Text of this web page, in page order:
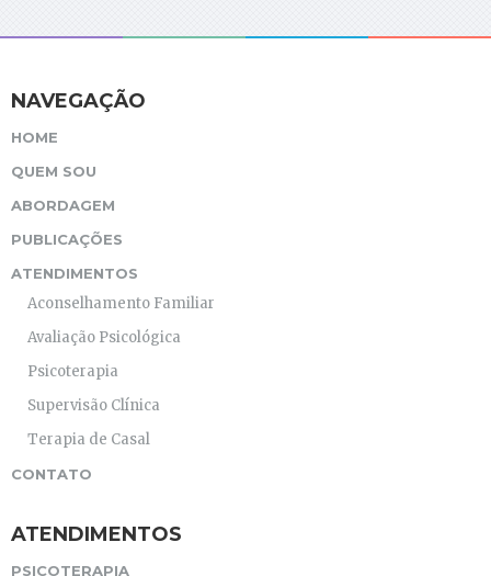
NAVEGAÇÃO
HOME
QUEM SOU
ABORDAGEM
PUBLICAÇÕES
ATENDIMENTOS
Aconselhamento Familiar
Avaliação Psicológica
Psicoterapia
Supervisão Clínica
Terapia de Casal
CONTATO
ATENDIMENTOS
PSICOTERAPIA